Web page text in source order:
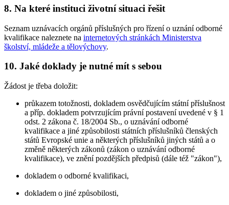
8. Na které instituci životní situaci řešit
Seznam uznávacích orgánů příslušných pro řízení o uznání odborné
kvalifikace naleznete na internetových stránkách Ministerstva
školství, mládeže a tělovýchovy.
10. Jaké doklady je nutné mít s sebou
Žádost je třeba doložit:
průkazem totožnosti, dokladem osvědčujícím státní příslušnost
a příp. dokladem potvrzujícím právní postavení uvedené v § 1
odst. 2 zákona č. 18/2004 Sb., o uznávání odborné
kvalifikace a jiné způsobilosti státních příslušníků členských
států Evropské unie a některých příslušníků jiných států a o
změně některých zákonů (zákon o uznávání odborné
kvalifikace), ve znění pozdějších předpisů (dále též "zákon"),
dokladem o odborné kvalifikaci,
dokladem o jiné způsobilosti,